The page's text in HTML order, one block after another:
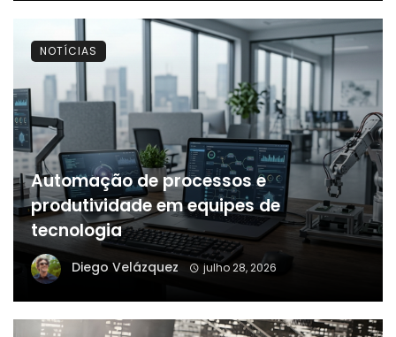
Automação de processos e
produtividade em equipes de
tecnologia
Diego Velázquez julho 28, 2026
NOTÍCIAS